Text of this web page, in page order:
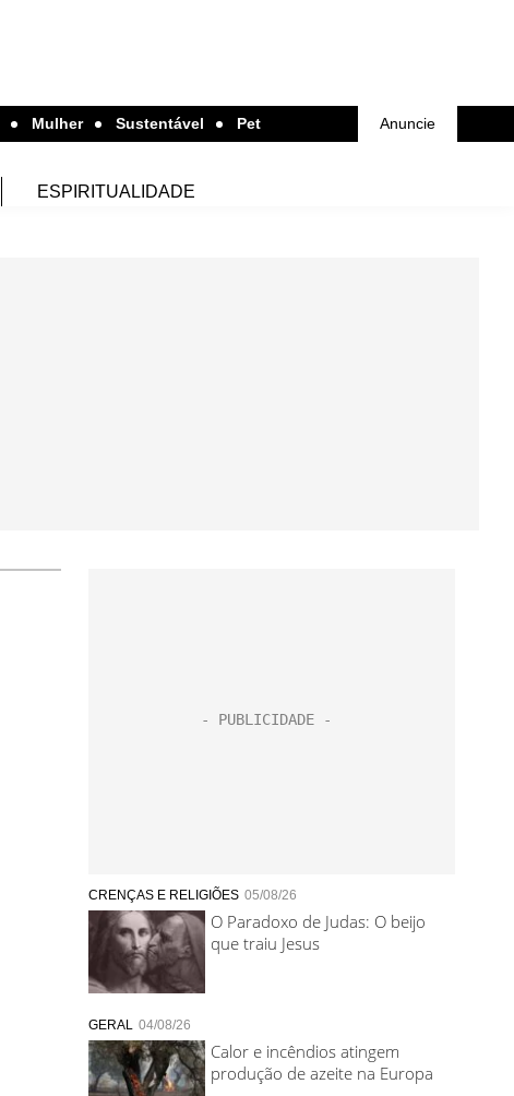
Mulher Sustentável Pet Anuncie
ESPIRITUALIDADE
CRENÇAS E RELIGIÕES 05/08/26
O Paradoxo de Judas: O beijo
que traiu Jesus
GERAL 04/08/26
Calor e incêndios atingem
produção de azeite na Europa